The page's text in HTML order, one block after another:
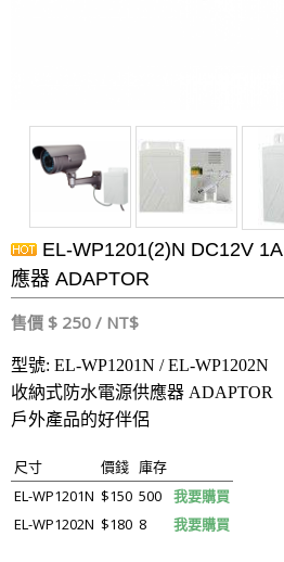
EL-WP1201(2)N DC12V
應器 ADAPTOR
售價 $ 250 / NT$
型號: EL-WP1201N / EL-WP1202N
收納式防水電源供應器 ADAPTOR
戶外產品的好伴侶
尺寸 價錢 庫存
EL-WP1201N $150 500
我要購買
EL-WP1202N $180 8 我要購買